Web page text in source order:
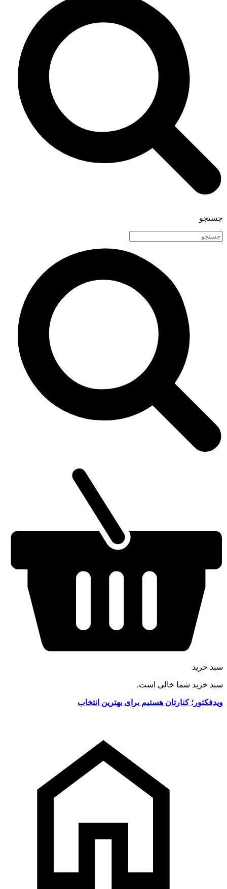
جستجو
سبد خرید
سبد خرید شما خالی است.
ویدفکتور؛ کنارتان هستیم برای بهترین انتخاب